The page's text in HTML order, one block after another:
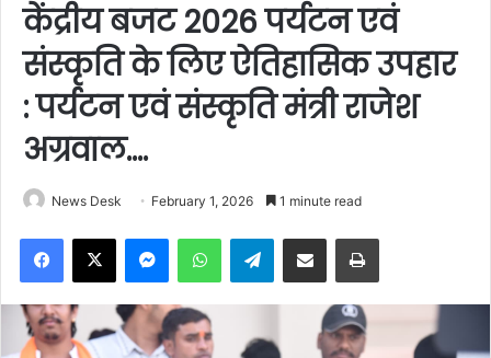
केंद्रीय बजट 2026 पर्यटन एवं
संस्कृति के लिए ऐतिहासिक उपहार
: पर्यटन एवं संस्कृति मंत्री राजेश
अग्रवाल….
News Desk February 1, 2026 1 minute read
Facebook
X MessengerWhatsAppTelegramShare via Email Print